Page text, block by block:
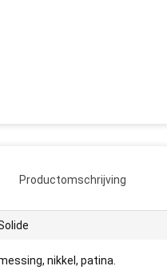
Productomschrijving
nikkel, patina.